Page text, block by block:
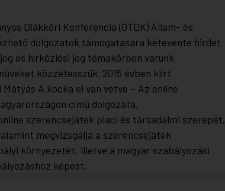
Diákköri Konferencia (OTDK) Állam- és
dolgozatok támogatására kétévente hirdet
és hírközlési jog témakörben várunk
közzétesszük. 2015 évben kiírt
A kocka el van vetve – Az online
című dolgozata.
szerencsejáték piaci és társadalmi szerepét,
megvizsgálja a szerencsejáték
környezetét, illetve a magyar szabályozási
képest.